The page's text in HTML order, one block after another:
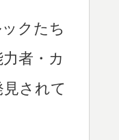
クたち
者・カ
されて